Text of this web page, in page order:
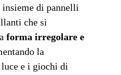
insieme di pannelli
che si
forma irregolare e
la
e i giochi di